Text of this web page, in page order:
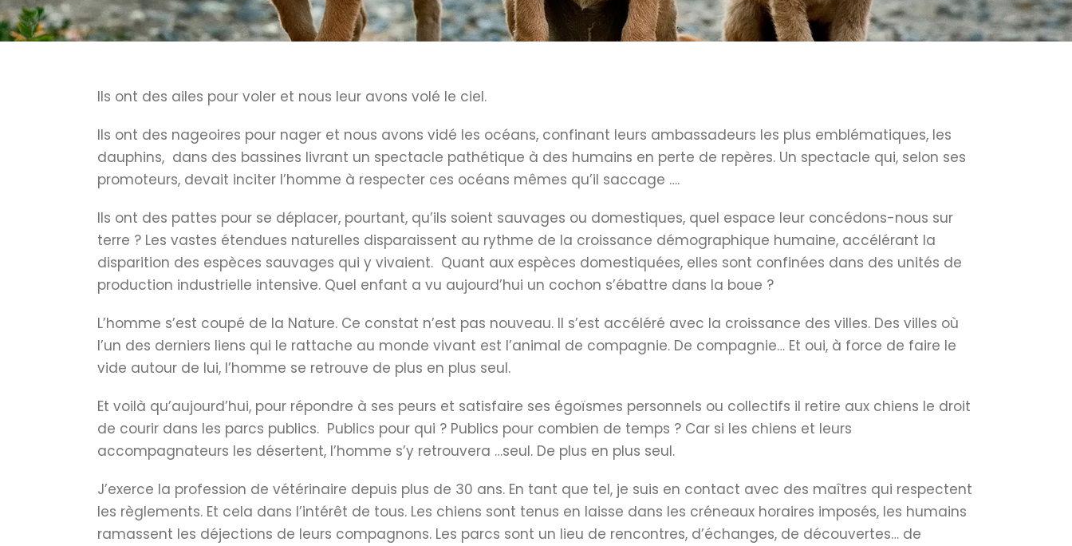
Ils ont des ailes pour voler et nous leur avons volé le ciel.
Ils ont des nageoires pour nager et nous avons vidé les océans, confinant leurs ambassadeurs les plus emblématiques, les
dauphins, dans des bassines livrant un spectacle pathétique à des humains en perte de repères. Un spectacle qui, selon ses
promoteurs, devait inciter l’homme à respecter ces océans mêmes qu’il saccage ….
Ils ont des pattes pour se déplacer, pourtant, qu’ils soient sauvages ou domestiques, quel espace leur concédons-nous sur
terre ? Les vastes étendues naturelles disparaissent au rythme de la croissance démographique humaine, accélérant la
disparition des espèces sauvages qui y vivaient. Quant aux espèces domestiquées, elles sont confinées dans des unités de
production industrielle intensive. Quel enfant a vu aujourd’hui un cochon s’ébattre dans la boue ?
L’homme s’est coupé de la Nature. Ce constat n’est pas nouveau. Il s’est accéléré avec la croissance des villes. Des villes où
l’un des derniers liens qui le rattache au monde vivant est l’animal de compagnie. De compagnie… Et oui, à force de faire le
vide autour de lui, l’homme se retrouve de plus en plus seul.
Et voilà qu’aujourd’hui, pour répondre à ses peurs et satisfaire ses égoïsmes personnels ou collectifs il retire aux chiens le droit
de courir dans les parcs publics. Publics pour qui ? Publics pour combien de temps ? Car si les chiens et leurs
accompagnateurs les désertent, l’homme s’y retrouvera …seul. De plus en plus seul.
J’exerce la profession de vétérinaire depuis plus de 30 ans. En tant que tel, je suis en contact avec des maîtres qui respectent
les règlements. Et cela dans l’intérêt de tous. Les chiens sont tenus en laisse dans les créneaux horaires imposés, les humains
ramassent les déjections de leurs compagnons. Les parcs sont un lieu de rencontres, d’échanges, de découvertes… de